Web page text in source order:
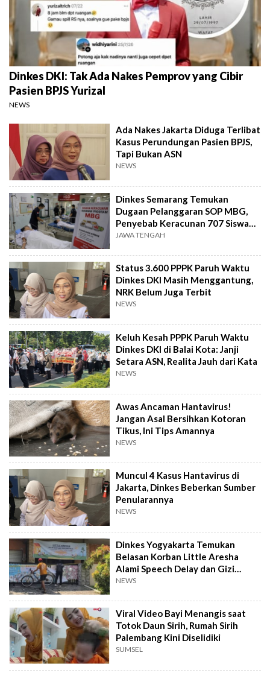
Dinkes DKI: Tak Ada Nakes Pemprov yang Cibir
Pasien BPJS Yurizal
NEWS
Ada Nakes Jakarta Diduga Terlibat
Kasus Perundungan Pasien BPJS,
Tapi Bukan ASN
NEWS
Dinkes Semarang Temukan
Dugaan Pelanggaran SOP MBG,
Penyebab Keracunan 707 Siswa
Masih Diteliti
JAWA TENGAH
Status 3.600 PPPK Paruh Waktu
Dinkes DKI Masih Menggantung,
NRK Belum Juga Terbit
NEWS
Keluh Kesah PPPK Paruh Waktu
Dinkes DKI di Balai Kota: Janji
Setara ASN, Realita Jauh dari Kata
NEWS
Awas Ancaman Hantavirus!
Jangan Asal Bersihkan Kotoran
Tikus, Ini Tips Amannya
NEWS
Muncul 4 Kasus Hantavirus di
Jakarta, Dinkes Beberkan Sumber
Penularannya
NEWS
Dinkes Yogyakarta Temukan
Belasan Korban Little Aresha
Alami Speech Delay dan Gizi
Buruk
NEWS
Viral Video Bayi Menangis saat
Totok Daun Sirih, Rumah Sirih
Palembang Kini Diselidiki
SUMSEL